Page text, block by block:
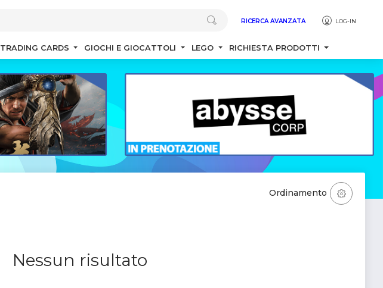
RICERCA AVANZATA LOG-IN
TRADING CARDS GIOCHI E GIOCATTOLI LEGO RICHIESTA PRODOTTI
Nessun risultato
Ordinamento